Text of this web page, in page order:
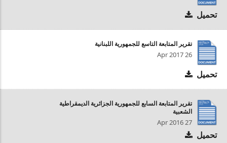
تحميل
تقرير المتابعة التاسع للجمهورية اللبنانية
26 Apr 2017
تحميل
تقرير المتابعة السابع للجمهورية الجزائرية الديمقراطية
الشعبية
27 Apr 2016
تحميل